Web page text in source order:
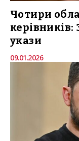
Чотири
укази
09.01.2026